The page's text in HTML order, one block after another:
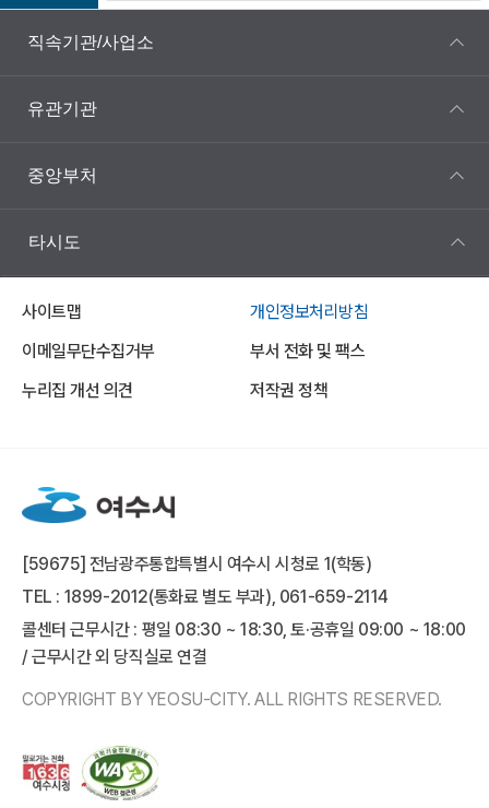
직속기관/사업소
유관기관
중앙부처
타시도
사이트맵
개인정보처리방침
이메일무단수집거부
부서 전화 및 팩스
누리집 개선 의견
저작권 정책
[59675] 전남광주통합특별시 여수시 시청로 1(학동)
TEL : 1899-2012(통화료 별도 부과), 061-659-2114
콜센터 근무시간 : 평일 08:30 ~ 18:30, 토·공휴일 09:00 ~ 18:00
/ 근무시간 외 당직실로 연결
COPYRIGHT BY YEOSU-CITY. ALL RIGHTS RESERVED.